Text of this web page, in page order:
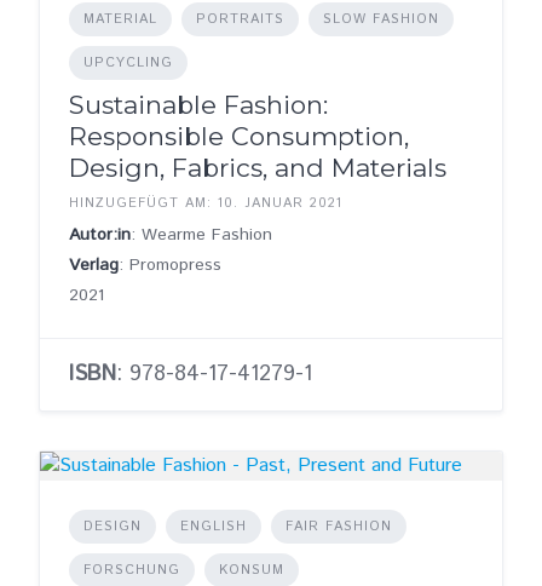
MATERIAL PORTRAITS SLOW FASHION
UPCYCLING
Sustainable Fashion:
Responsible Consumption,
Design, Fabrics, and Materials
HINZUGEFÜGT AM: 10. JANUAR 2021
Autor:in: Wearme Fashion
Verlag: Promopress
2021
ISBN: 978-84-17-41279-1
DESIGN ENGLISH FAIR FASHION
FORSCHUNG KONSUM